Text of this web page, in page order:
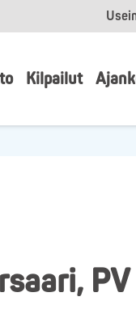
Kilpailut
PV